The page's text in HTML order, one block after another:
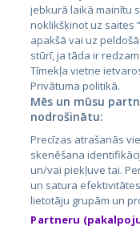
City24.lv
City24.ee
GetaPro.lv
GetaPro.ee
Skelbiu.lt
Autoplius.lt
jebkurā laikā mainītu
noklikšķinot uz saites
apakšā vai uz
stūrī, ja tāda ir
Tīmekļa vietne
Privātuma politikā.
Mēs un mūsu
nodrošinātu:
Precīzas atrašanās
skenēšana
un/vai piekļuve tai.
un satura
lietotāju grupām un
Partneru